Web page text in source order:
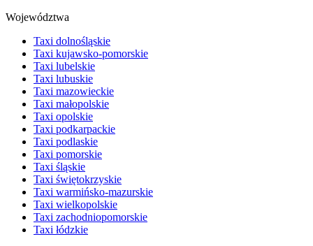
Województwa
Taxi dolnośląskie
Taxi kujawsko-pomorskie
Taxi lubelskie
Taxi lubuskie
Taxi mazowieckie
Taxi małopolskie
Taxi opolskie
Taxi podkarpackie
Taxi podlaskie
Taxi pomorskie
Taxi śląskie
Taxi świętokrzyskie
Taxi warmińsko-mazurskie
Taxi wielkopolskie
Taxi zachodniopomorskie
Taxi łódzkie